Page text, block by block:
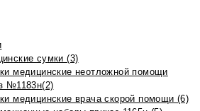
сумки (3)
медицинские неотложной помощи
№1183н(2)
медицинские врача скорой помощи (6)